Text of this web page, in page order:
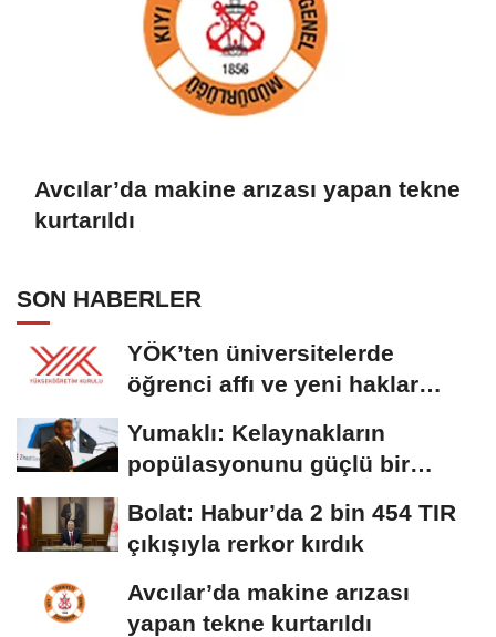
Avcılar’da makine arızası yapan tekne
kurtarıldı
SON HABERLER
YÖK’ten üniversitelerde
öğrenci affı ve yeni haklar
Yumaklı: Kelaynakların
popülasyonunu güçlü bir
Bolat: Habur’da 2 bin 454 TIR
çıkışıyla rerkor kırdık
Avcılar’da makine arızası
yapan tekne kurtarıldı